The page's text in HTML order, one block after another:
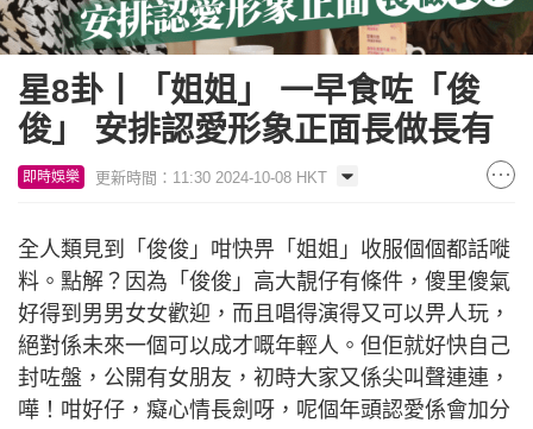
星8卦丨「姐姐」 一早食咗「俊
俊」 安排認愛形象正面長做長有
即時娛樂 更新時間：11:30 2024-10-08 HKT
全人類見到「俊俊」咁快畀「姐姐」收服個個都話嘥
料。點解？因為「俊俊」高大靚仔有條件，傻里傻氣
好得到男男女女歡迎，而且唱得演得又可以畀人玩，
絕對係未來一個可以成才嘅年輕人。但佢就好快自己
封咗盤，公開有女朋友，初時大家又係尖叫聲連連，
嘩！咁好仔，癡心情長劍呀，呢個年頭認愛係會加分